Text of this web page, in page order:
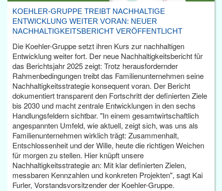
KOEHLER-GRUPPE TREIBT NACHHALTIGE
ENTWICKLUNG WEITER VORAN: NEUER
NACHHALTIGKEITSBERICHT VERÖFFENTLICHT
Die Koehler-Gruppe setzt ihren Kurs zur nachhaltigen
Entwicklung weiter fort. Der neue Nachhaltigkeitsbericht für
das Berichtsjahr 2025 zeigt: Trotz herausfordernder
Rahmenbedingungen treibt das Familienunternehmen seine
Nachhaltigkeitsstrategie konsequent voran. Der Bericht
dokumentiert transparent den Fortschritt der definierten Ziele
bis 2030 und macht zentrale Entwicklungen in den sechs
Handlungsfeldern sichtbar. "In einem gesamtwirtschaftlich
angespannten Umfeld, wie aktuell, zeigt sich, was uns als
Familienunternehmen wirklich trägt: Zusammenhalt,
Entschlossenheit und der Wille, heute die richtigen Weichen
für morgen zu stellen. Hier knüpft unsere
Nachhaltigkeitsstrategie an: Mit klar definierten Zielen,
messbaren Kennzahlen und konkreten Projekten", sagt Kai
Furler, Vorstandsvorsitzender der Koehler-Gruppe.